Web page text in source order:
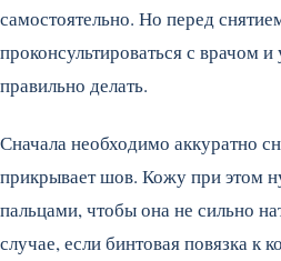
самостоятельно. Но перед
проконсультироваться с врачом
правильно делать.
Сначала необходимо аккуратно
прикрывает шов. Кожу при этом
пальцами, чтобы она не сильно
случае, если бинтовая повязка к